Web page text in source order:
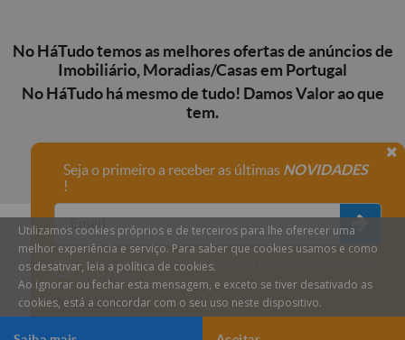
No HáTudo temos as melhores ofertas de anúncios de
Imobiliário, Moradias/Casas em Portugal
No HáTudo há mesmo de tudo! Damos Valor ao que
tem.
Seja o primeiro a receber as últimas NOVIDADES
!
Declaro que compreendi e aceito a
do HáTudo.
Anular subscrição
Utilizamos cookies próprios e de terceiros para lhe oferecer uma
melhor experiência e serviço. Para saber que cookies usamos e como
os desativar, leia a política de cookies.
Ao ignorar ou fechar esta mensagem, e exceto se tiver desativado as
cookies, está a concordar com o seu uso neste dispositivo.